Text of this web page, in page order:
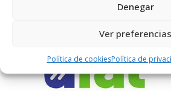
Denegar
Ver preferencias
Política de cookiesPolítica de